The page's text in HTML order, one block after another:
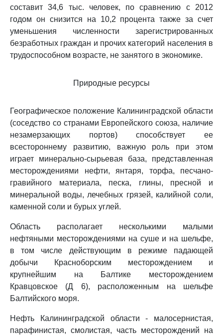
составит 34,6 тыс. человек, по сравнению с 2012
годом он снизится на 10,2 процента также за счет
уменьшения численности зарегистрированных
безработных граждан и прочих категорий населения в
трудоспособном возрасте, не занятого в экономике.
Природные ресурсы
Географическое положение Калининградской области
(соседство со странами Европейского союза, наличие
незамерзающих портов) способствует ее
всестороннему развитию, важную роль при этом
играет минерально-сырьевая база, представленная
месторождениями нефти, янтаря, торфа, песчано-
гравийного материала, песка, глины, пресной и
минеральной воды, лечебных грязей, калийной соли,
каменной соли и бурых углей.
Область располагает несколькими малыми
нефтяными месторождениями на суше и на шельфе,
в том числе действующим в режиме падающей
добычи Красноборским месторождением и
крупнейшим на Балтике месторождением
Кравцовское (Д 6), расположенным на шельфе
Балтийского моря.
Нефть Калининградской области - малосернистая,
парафинистая, смолистая, часть месторождений на